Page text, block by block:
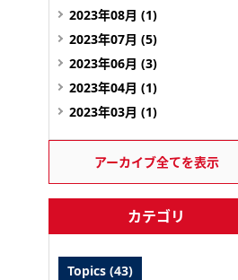
2023年08月 (1)
2023年07月 (5)
2023年06月 (3)
2023年04月 (1)
2023年03月 (1)
アーカイブ全てを表示
カテゴリ
Topics (43)